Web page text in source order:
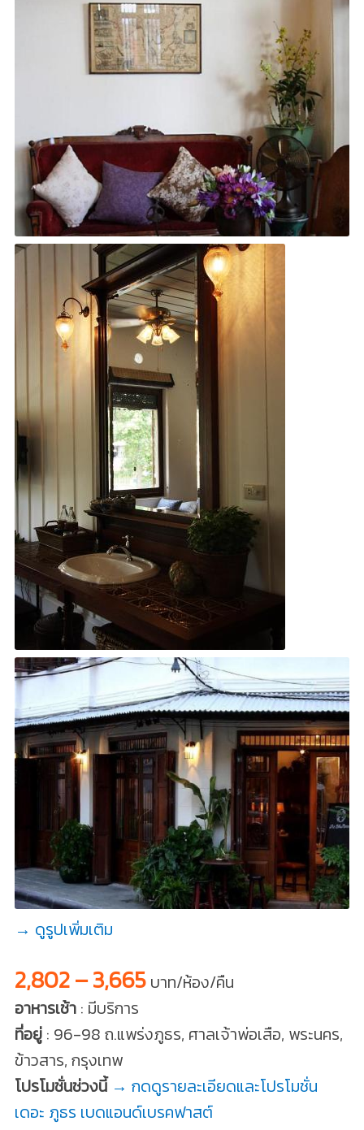
→ ดูรูปเพิ่มเติม
2,802 – 3,665บาท/ห้อง/คืน
อาหารเช้า: มีบริการ
ที่อยู่: 96-98 ถ.แพร่งภูธร, ศาลเจ้าพ่อเสือ, พระนคร,
ข้าวสาร, กรุงเทพ
โปรโมชั่นช่วงนี้ → กดดูรายละเอียดและโปรโมชั่น
เดอะ ภูธร เบดแอนด์เบรคฟาสต์